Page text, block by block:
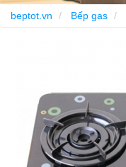
beptot.vn Bếp gas